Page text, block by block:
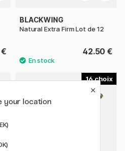
BLACKWING
Natural Extra Firm Lot de 12
42.50 €
16
your location